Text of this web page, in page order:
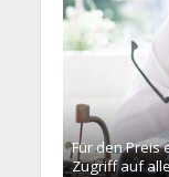
Für den Preis
Zugriff auf